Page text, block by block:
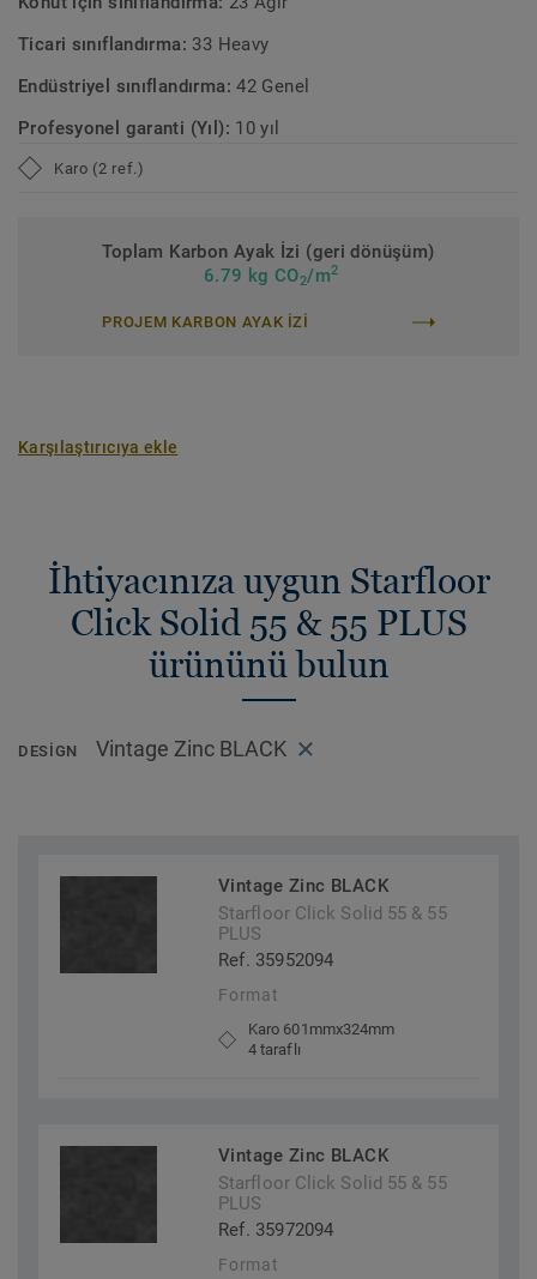
Ticari sınıflandırma: 33 Heavy
Endüstriyel sınıflandırma:42 Genel
Profesyonel garanti (Yıl): 10 yıl
Karo (2 ref.)
Toplam Karbon Ayak İzi (geri dönüşüm)
6.79 kg CO2/m2
PROJEM KARBON AYAK IZI
Karşılaştırıcıya ekle
İhtiyacınıza uygun Starfloor
Click Solid 55 & 55 PLUS
ürününü bulun
DESIGN Vintage Zinc BLACK
Vintage Zinc BLACK
Starfloor Click Solid 55 & 55
PLUS
Ref. 35952094
Format
Karo 601mmx324mm
4 taraflı
Vintage Zinc BLACK
Starfloor Click Solid 55 & 55
PLUS
Ref. 35972094
Format